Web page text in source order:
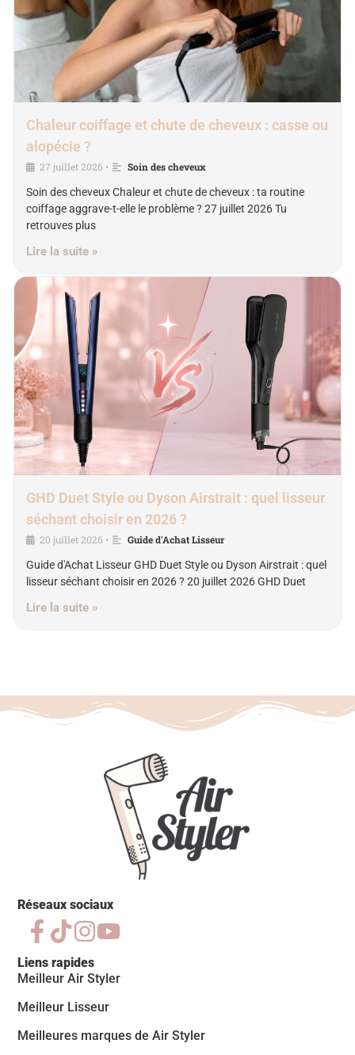
Chaleur coiffage et chute de cheveux : casse ou
alopécie ?
27 juillet 2026 •
Soin des cheveux
Soin des cheveux Chaleur et chute de cheveux : ta routine
coiffage aggrave-t-elle le problème ? 27 juillet 2026 Tu
retrouves plus
Lire la suite »
GHD Duet Style ou Dyson Airstrait : quel lisseur
séchant choisir en 2026 ?
20 juillet 2026 •
Guide d'Achat Lisseur
Guide d'Achat Lisseur GHD Duet Style ou Dyson Airstrait : quel
lisseur séchant choisir en 2026 ? 20 juillet 2026 GHD Duet
Lire la suite »
Réseaux sociaux
Liens rapides
Meilleur Air Styler
Meilleur Lisseur
Meilleures marques de Air Styler